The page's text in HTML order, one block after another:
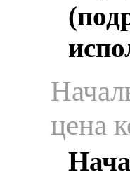
цена